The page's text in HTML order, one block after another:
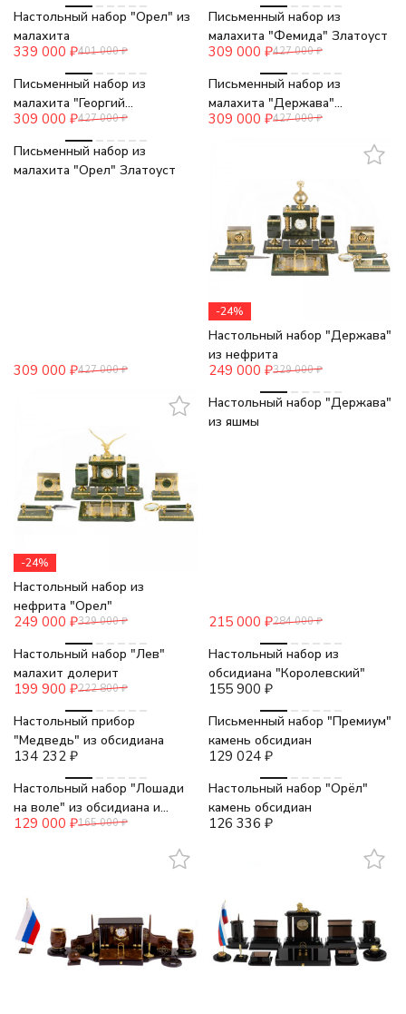
Настольный набор "Орел" из
малахита
339 000 ₽401 000 ₽
Письменный набор из
малахита "Фемида" Златоуст
309 000 ₽427 000 ₽
-28%
Письменный набор из
малахита "Георгий
Победоносец" Златоуст
309 000 ₽427 000 ₽
-28%
Письменный набор из
малахита "Держава"
Златоуст
309 000 ₽427 000 ₽
-28%
Письменный набор из
малахита "Орел" Златоуст
309 000 ₽427 000 ₽
-24%
Настольный набор "Держава"
из нефрита
249 000 ₽329 000 ₽
-24%
Настольный набор из
нефрита "Орел"
249 000 ₽329 000 ₽
-24%
Настольный набор "Держава"
из яшмы
215 000 ₽284 000 ₽
-10%
Настольный набор "Лев"
малахит долерит
199 900 ₽222 800 ₽
Настольный набор из
обсидиана "Королевский"
155 900 ₽
Настольный прибор
"Медведь" из обсидиана
134 232 ₽
Письменный набор "Премиум"
камень обсидиан
129 024 ₽
-22%
Настольный набор "Лошади
на воле" из обсидиана и
мрамора
129 000 ₽165 000 ₽
Настольный набор "Орёл"
камень обсидиан
126 336 ₽